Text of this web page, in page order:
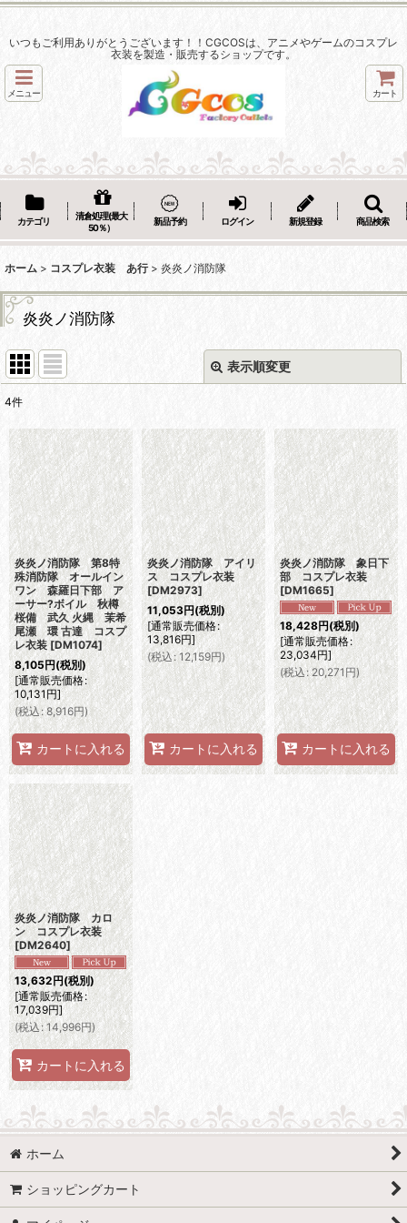
いつもご利用ありがとうございます！！CGCOSは、アニメやゲームのコスプレ
衣装を製造・販売するショップです。
メニュー カート
カテゴリ
清倉処理(最大
50％）
新品予約 ログイン 新規登録 商品検索
ホーム > コスプレ衣装 あ行 > 炎炎ノ消防隊
炎炎ノ消防隊
表示順変更
並び順:
絞り込む
4件
炎炎ノ消防隊 第8特
殊消防隊 オールイン
ワン 森羅日下部 ア
ーサー?ボイル 秋樽
桜備 武久 火縄 茉希
尾瀬 環 古達 コスプ
レ衣装 [DM1074]
8,105円(税別)
[通常販売価格:
10,131 円]
(税込: 8,916円)
カートに入れる
炎炎ノ消防隊 アイリ
ス コスプレ衣装
[DM2973]
11,053円(税別)
[通常販売価格:
13,816円]
(税込 : 12,159円)
カートに入れる
炎炎ノ消防隊 象日下
部 コスプレ衣装
[DM1665]
18,428円(税別)
[通常販売価格:
23,034円]
(税込: 20,271 円)
カートに入れる
炎炎ノ消防隊 カロ
ン コスプレ衣装
[DM2640]
13,632円(税別)
[通常販売価格:
17,039円]
(税込: 14,996円)
カートに入れる
ホーム
ショッピングカート